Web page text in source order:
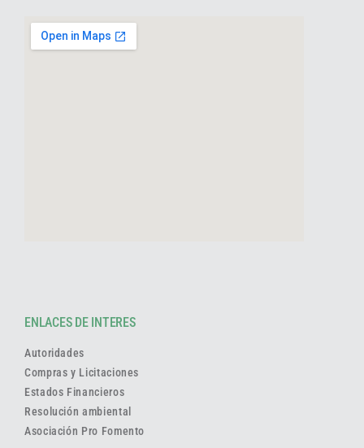
ENLACES DE INTERES
Autoridades
Compras y Licitaciones
Estados Financieros
Resolución ambiental
Asociación Pro Fomento